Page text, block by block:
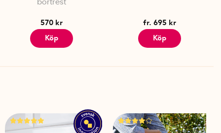
15 cm hög
bortrest
570 kr
Köp
fr. 695 kr
Köp